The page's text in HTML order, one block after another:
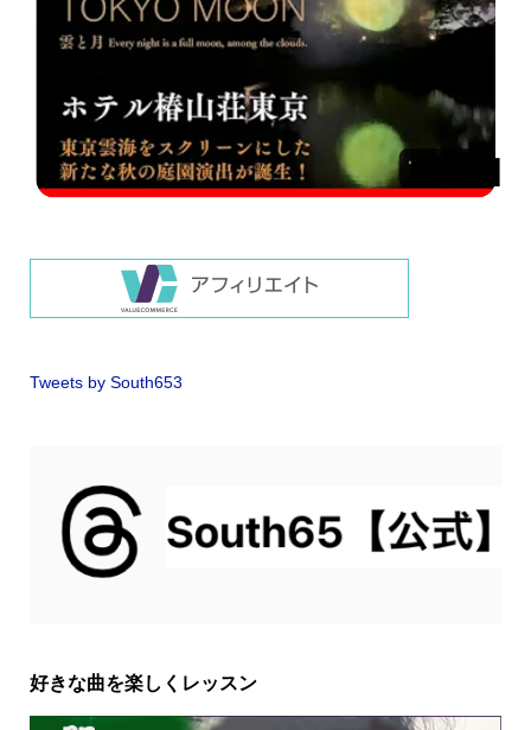
Tweets by South653
好きな曲を楽しくレッスン